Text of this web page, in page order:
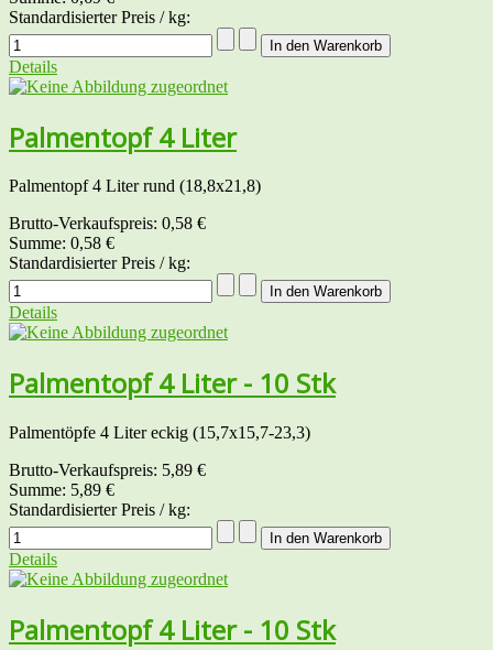
Standardisierter Preis / kg:
Details
Palmentopf 4 Liter
Palmentopf 4 Liter rund (18,8x21,8)
Brutto-Verkaufspreis: 0,58 €
Summe: 0,58 €
Standardisierter Preis / kg:
Details
Palmentopf 4 Liter - 10 Stk
Palmentöpfe 4 Liter eckig (15,7x15,7-23,3)
Brutto-Verkaufspreis: 5,89 €
Summe: 5,89 €
Standardisierter Preis / kg:
Details
Palmentopf 4 Liter - 10 Stk